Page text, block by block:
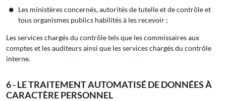
Les ministères concernés, autorités de tutelle et de contrôle et
tous organismes publics habilités à les recevoir ;
Les services chargés du contrôle tels que les commissaires aux
comptes et les auditeurs ainsi que les services chargés du contrôle
interne.
6 - LE TRAITEMENT AUTOMATISÉ DE DONNÉES À
CARACTÈRE PERSONNEL